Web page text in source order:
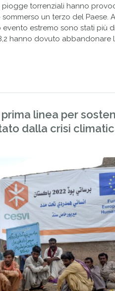
piogge torrenziali hanno
un terzo del Paese.
estremo sono stati più
hanno dovuto abbandonare
prima linea per
dalla crisi